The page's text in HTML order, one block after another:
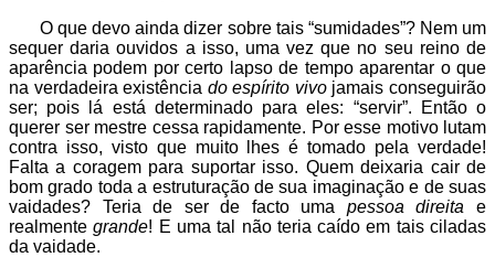
O que devo ainda dizer sobre tais “sumidades”? Nem um
sequer daria ouvidos a isso, uma vez que no seu reino de
aparência podem por certo lapso de tempo aparentar o que
na verdadeira existência do espírito vivo jamais conseguirão
ser; pois lá está determinado para eles: “servir”. Então o
querer ser mestre cessa rapidamente. Por esse motivo lutam
contra isso, visto que muito lhes é tomado pela verdade!
Falta a coragem para suportar isso. Quem deixaria cair de
bom grado toda a estruturação de sua imaginação e de suas
vaidades? Teria de ser de facto uma pessoa direitae
realmentegrande! E uma tal não teria caído em tais ciladas
da vaidade.